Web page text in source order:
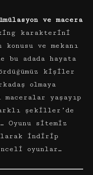
ve macera
karakterini
konusu ve mekanı
bu adada hayata
kişiler
olmaya
yaşayıp
şekiller’de
Oyunu sitemiz
indirip
oyunlar…